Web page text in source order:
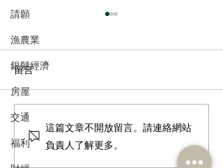
請願
漁農業
銀髮經濟
房屋
交通
福利
鄭泳舜夥九龍城區議員落
區視察，樂見啟德足球盛
會刺激地區消費升2成，倡
留言
這篇文章不開放留言。請連絡網站
負責人了解更多。